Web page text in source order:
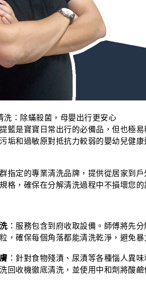
洗：除蟎殺菌，母嬰出行更安心
籃是寶寶日常出行的必備品，但也極
垢和過敏原對抵抗力較弱的嬰幼兒健
指定的專業清洗品牌，提供從居家到
格，確保在分解清洗過程中不損壞您的
：服務包含到府收取設備。師傅將先
，確保每個角落都能清洗乾淨，避免暴
：針對食物殘漬、尿漬等各種惱人異
回收機徹底清洗，並使用中和劑將酸